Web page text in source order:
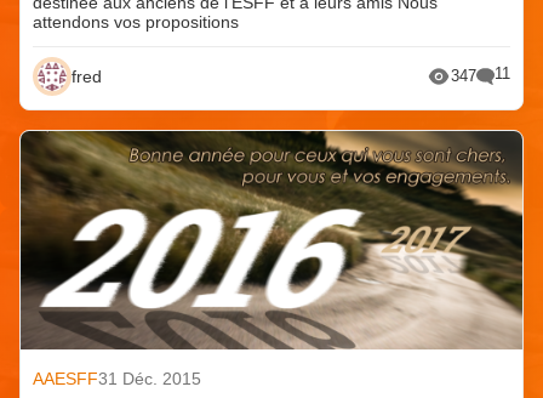
attendons vos propositions
fred 347 11
AAESFF31 Déc. 2015